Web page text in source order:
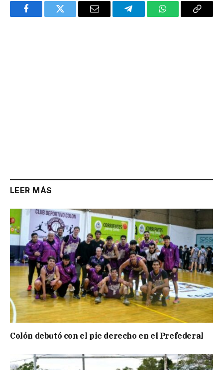
FacebookTwitter Email TelegramWhatsAppCopy
LEER MÁS
Colón debutó con el pie derecho en el Prefederal